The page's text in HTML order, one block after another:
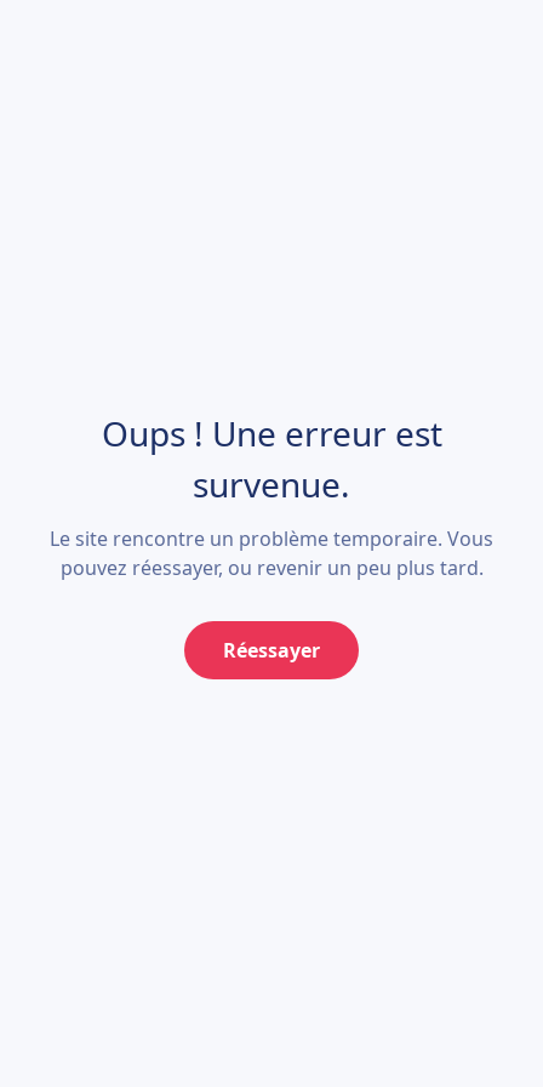
Oups ! Une erreur est
survenue.
Le site rencontre un problème temporaire. Vous
pouvez réessayer, ou revenir un peu plus tard.
Réessayer